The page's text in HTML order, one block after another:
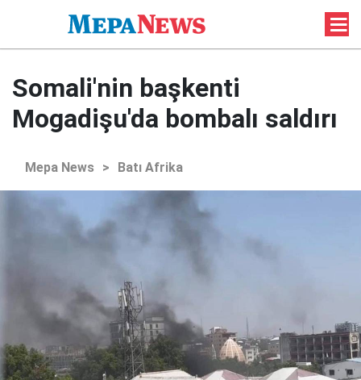
Somali'nin başkenti
Mogadişu'da bombalı saldırı
Mepa News > Batı Afrika